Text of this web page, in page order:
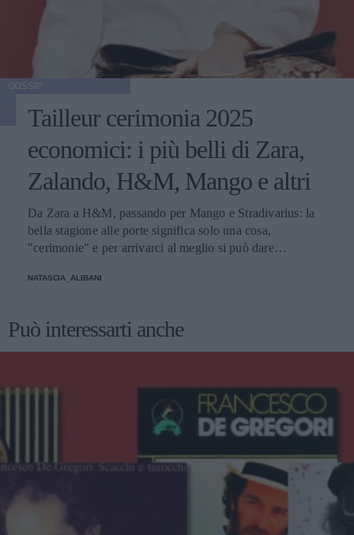
Tailleur cerimonia 2025
economici: i più belli di Zara,
Zalando, H&M, Mango e altri
Da Zara a H&M, passando per Mango e Stradivarius: la
bella stagione alle porte significa solo una cosa,
"cerimonie" e per arrivarci al meglio si può dare
NATASCIA_ALIBANI
Può interessarti anche